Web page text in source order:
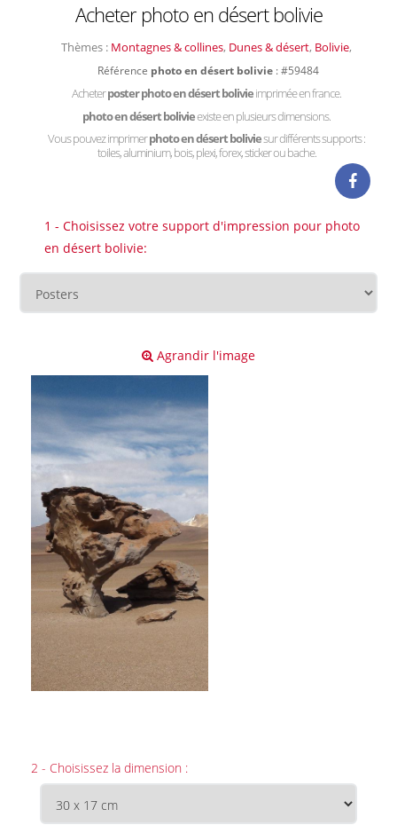
Acheter photo en désert bolivie
Thèmes : Montagnes & collines, Dunes & désert, Bolivie,
Référence photo en désert bolivie : #59484
Acheterposter photo en désert bolivieimprimée en france.
photo en désert bolivieexiste en plusieurs dimensions.
Vous pouvez imprimerphoto en désert boliviesur différents supports :
toiles, aluminium, bois, plexi, forex, sticker ou bache.
1 - Choisissez votre support d'impression pour photo
en désert bolivie:
Agrandir l'image
2 - Choisissez la dimension :